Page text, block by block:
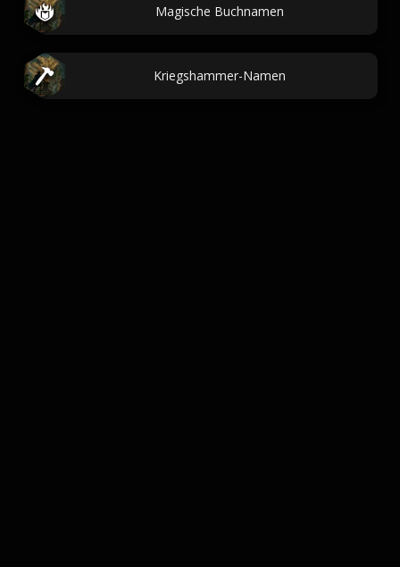
Magische Buchnamen
Kriegshammer-Namen